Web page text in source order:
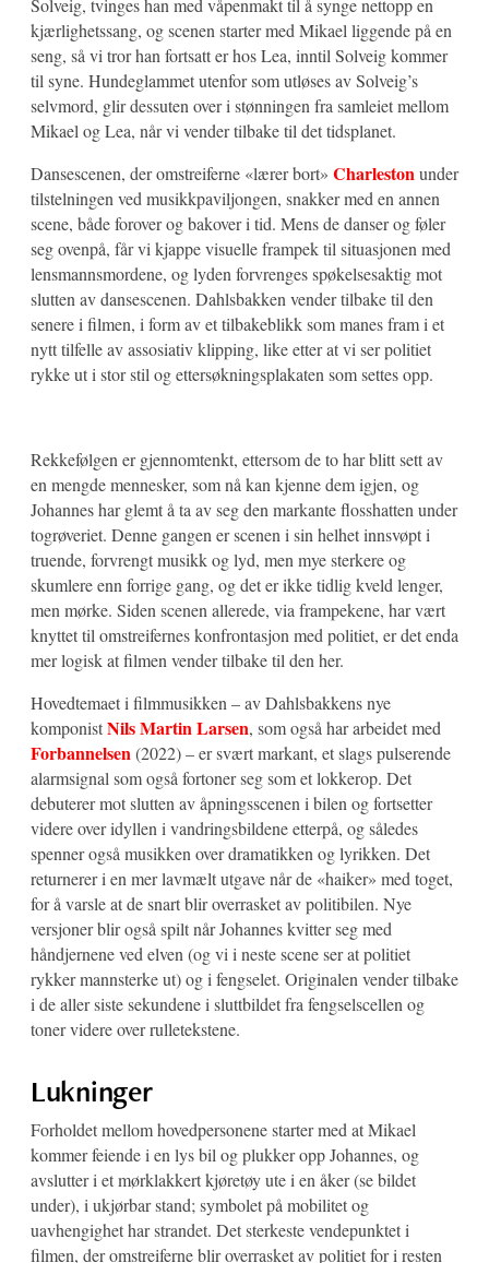
Solveig, tvinges han med våpenmakt til å synge nettopp en
kjærlighetssang, og scenen starter med Mikael liggende på en
seng, så vi tror han fortsatt er hos Lea, inntil Solveig kommer
til syne. Hundeglammet utenfor som utløses av Solveig’s
selvmord, glir dessuten over i stønningen fra samleiet mellom
Mikael og Lea, når vi vender tilbake til det tidsplanet.
Dansescenen, der omstreiferne «lærer bort» Charlestonunder
tilstelningen ved musikkpaviljongen, snakker med en annen
scene, både forover og bakover i tid. Mens de danser og føler
seg ovenpå, får vi kjappe visuelle frampek til situasjonen med
lensmannsmordene, og lyden forvrenges spøkelsesaktig mot
slutten av dansescenen. Dahlsbakken vender tilbake til den
senere i filmen, i form av et tilbakeblikk som manes fram i et
nytt tilfelle av assosiativ klipping, like etter at vi ser politiet
rykke ut i stor stil og ettersøkningsplakaten som settes opp.
Rekkefølgen er gjennomtenkt, ettersom de to har blitt sett av
en mengde mennesker, som nå kan kjenne dem igjen, og
Johannes har glemt å ta av seg den markante flosshatten under
togrøveriet. Denne gangen er scenen i sin helhet innsvøpt i
truende, forvrengt musikk og lyd, men mye sterkere og
skumlere enn forrige gang, og det er ikke tidlig kveld lenger,
men mørke. Siden scenen allerede, via frampekene, har vært
knyttet til omstreifernes konfrontasjon med politiet, er det enda
mer logisk at filmen vender tilbake til den her.
Hovedtemaet i filmmusikken – av Dahlsbakkens nye
komponistNils Martin Larsen, som også har arbeidet med
Forbannelsen(2022) – er svært markant, et slags pulserende
alarmsignal som også fortoner seg som et lokkerop. Det
debuterer mot slutten av åpningsscenen i bilen og fortsetter
videre over idyllen i vandringsbildene etterpå, og således
spenner også musikken over dramatikken og lyrikken. Det
returnerer i en mer lavmælt utgave når de «haiker» med toget,
for å varsle at de snart blir overrasket av politibilen. Nye
versjoner blir også spilt når Johannes kvitter seg med
håndjernene ved elven (og vi i neste scene ser at politiet
rykker mannsterke ut) og i fengselet. Originalen vender tilbake
i de aller siste sekundene i sluttbildet fra fengselscellen og
toner videre over rulletekstene.
Lukninger
Forholdet mellom hovedpersonene starter med at Mikael
kommer feiende i en lys bil og plukker opp Johannes, og
avslutter i et mørklakkert kjøretøy ute i en åker (se bildet
under), i ukjørbar stand; symbolet på mobilitet og
uavhengighet har strandet. Det sterkeste vendepunktet i
filmen, der omstreiferne blir overrasket av politiet for i resten